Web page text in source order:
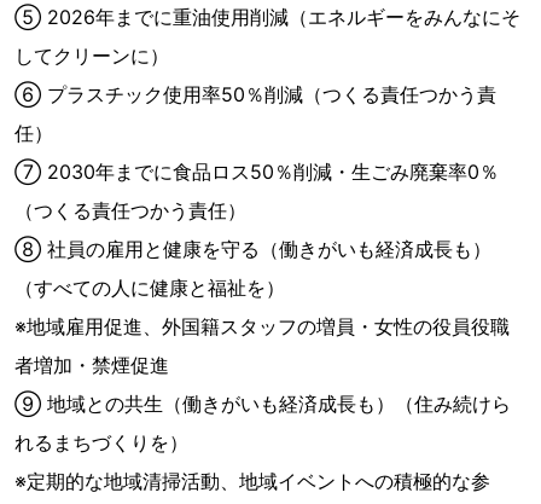
⑤ 2026年までに重油使用削減（エネルギーをみんなにそ
してクリーンに）
⑥ プラスチック使用率50％削減（つくる責任つかう責
任）
⑦ 2030年までに食品ロス50％削減・生ごみ廃棄率0％
（つくる責任つかう責任）
⑧ 社員の雇用と健康を守る（働きがいも経済成長も）
（すべての人に健康と福祉を）
※地域雇用促進、外国籍スタッフの増員・女性の役員役職
者増加・禁煙促進
⑨ 地域との共生（働きがいも経済成長も）（住み続けら
れるまちづくりを）
※定期的な地域清掃活動、地域イベントへの積極的な参